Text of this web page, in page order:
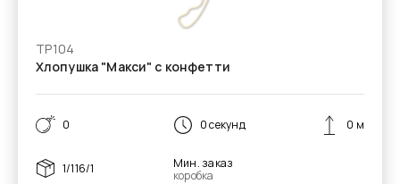
ТР104
Хлопушка "Макси" с конфетти
0 0 секунд 0 м
1/116/1
Мин. заказ
коробка